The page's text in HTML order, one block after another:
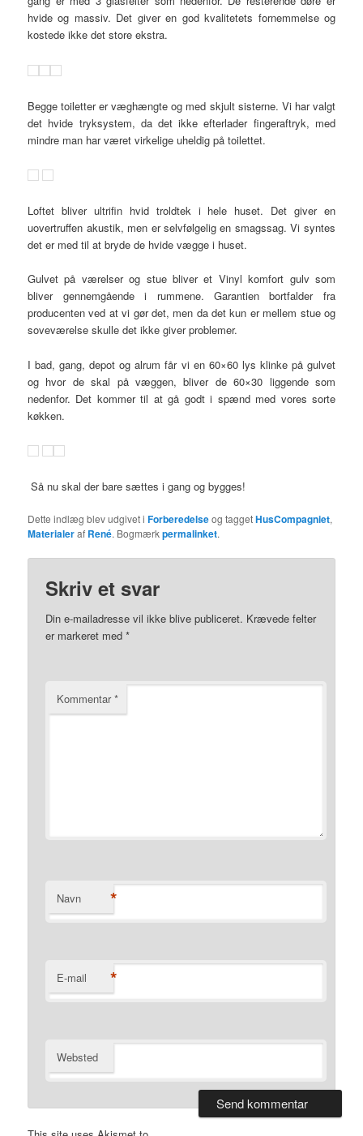
hvide og massiv. Det giver en god kvalitetets fornemmelse og
kostede ikke det store ekstra.
Begge toiletter er væghængte og med skjult sisterne. Vi har valgt
det hvide tryksystem, da det ikke efterlader fingeraftryk, med
mindre man har været virkelige uheldig på toilettet.
Loftet bliver ultrifin hvid troldtek i hele huset. Det giver en
uovertruffen akustik, men er selvfølgelig en smagssag. Vi syntes
det er med til at bryde de hvide vægge i huset.
Gulvet på værelser og stue bliver et Vinyl komfort gulv som
bliver gennemgående i rummene. Garantien bortfalder fra
producenten ved at vi gør det, men da det kun er mellem stue og
soveværelse skulle det ikke giver problemer.
I bad, gang, depot og alrum får vi en 60×60 lys klinke på gulvet
og hvor de skal på væggen, bliver de 60×30 liggende som
nedenfor. Det kommer til at gå godt i spænd med vores sorte
køkken.
Så nu skal der bare sættes i gang og bygges!
Dette indlæg blev udgivet iForberedelseog taggetHusCompagniet,
Materialeraf René. Bogmærkpermalinket.
Skriv et svar
Din e-mailadresse vil ikke blive publiceret. Krævede felter
er markeret med*
Kommentar*
Navn *
E-mail *
Websted